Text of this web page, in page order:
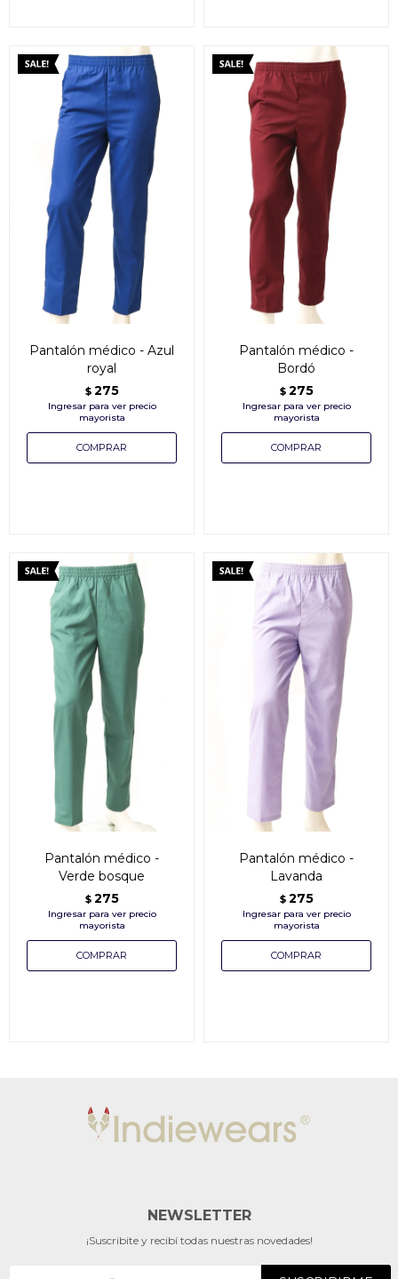
Pantalón médico - Azul
royal
$ 275
Pantalón médico -
Bordó
$ 275
Pantalón médico -
Verde bosque
$ 275
Pantalón médico -
Lavanda
$ 275
NEWSLETTER
¡Suscribite y recibí todas nuestras novedades!